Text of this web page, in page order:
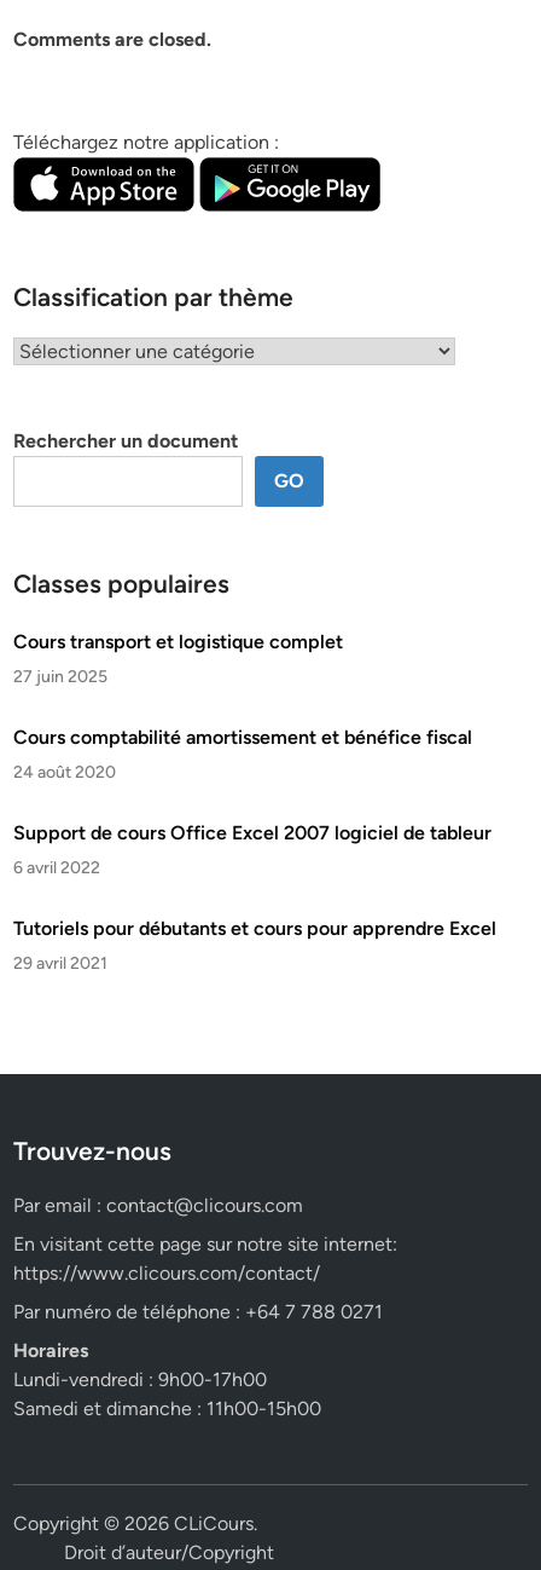
Comments are closed.
Téléchargez notre application :
Classification par thème
Classification
Rechercher un document
GO
Classes populaires
Cours transport et logistique complet
27 juin 2025
Cours comptabilité amortissement et bénéfice fiscal
24 août 2020
Support de cours Office Excel 2007 logiciel de tableur
6 avril 2022
Tutoriels pour débutants et cours pour apprendre Excel
29 avril 2021
Trouvez-nous
Par email :contact@clicours.com
En visitant cette page sur notre site internet:
https://www.clicours.com/contact/
Par numéro de téléphone : +64 7 788 0271
Horaires
Lundi-vendredi : 9h00-17h00
Samedi et dimanche : 11h00-15h00
Copyright © 2026CLiCours.
Droit d’auteur/Copyright